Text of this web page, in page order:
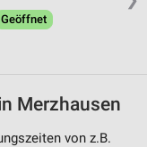
Geöffnet
Merzhausen
von z.B.